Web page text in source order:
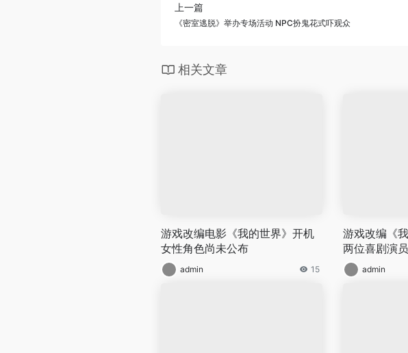
上一篇
《密室逃脱》举办专场活动 NPC扮鬼花式吓观众
相关文章
游戏改编电影《我的世界》开机
女性角色尚未公布
admin 15
游戏改编《
两位喜剧演
admin